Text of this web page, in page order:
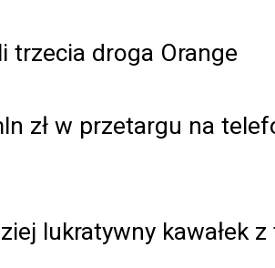
trzecia droga Orange
zł w przetargu na
lukratywny kawałek